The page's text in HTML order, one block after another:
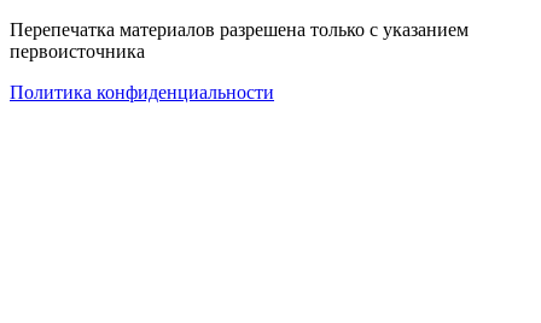
Перепечатка материалов разрешена только с указанием
первоисточника
Политика конфиденциальности